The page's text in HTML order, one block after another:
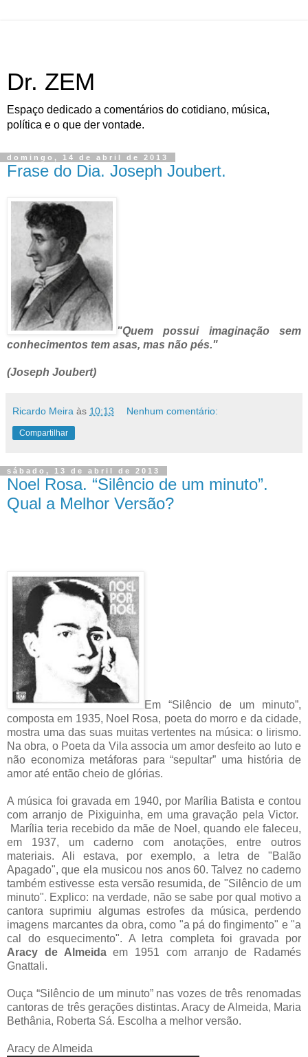
Dr. ZEM
Espaço dedicado a comentários do cotidiano, música,
política e o que der vontade.
domingo, 14 de abril de 2013
Frase do Dia. Joseph Joubert.
"Quem possui imaginação sem
conhecimentos tem asas, mas não pés."
(Joseph Joubert)
Ricardo Meira às 10:13 Nenhum comentário:
Compartilhar
sábado, 13 de abril de 2013
Noel Rosa. “Silêncio de um minuto”.
Qual a Melhor Versão?
Em “Silêncio de um minuto”,
composta em 1935, Noel Rosa, poeta do morro e da cidade,
mostra uma das suas muitas vertentes na música: o lirismo.
Na obra, o Poeta da Vila associa um amor desfeito ao luto e
não economiza metáforas para “sepultar” uma história de
amor até então cheio de glórias.
A música foi gravada em 1940, por Marília Batista e contou
com arranjo de Pixiguinha, em uma gravação pela Victor.
Marília teria recebido da mãe de Noel, quando ele faleceu,
em 1937, um caderno com anotações, entre outros
materiais. Ali estava, por exemplo, a letra de "Balão
Apagado", que ela musicou nos anos 60. Talvez no caderno
também estivesse esta versão resumida, de "Silêncio de um
minuto". Explico: na verdade, não se sabe por qual motivo a
cantora suprimiu algumas estrofes da música, perdendo
imagens marcantes da obra, como "a pá do fingimento" e "a
cal do esquecimento". A letra completa foi gravada por
Aracy de Almeidaem 1951 com arranjo de Radamés
Gnattali.
Ouça “Silêncio de um minuto” nas vozes de três renomadas
cantoras de três gerações distintas. Aracy de Almeida, Maria
Bethânia, Roberta Sá. Escolha a melhor versão.
Aracy de Almeida